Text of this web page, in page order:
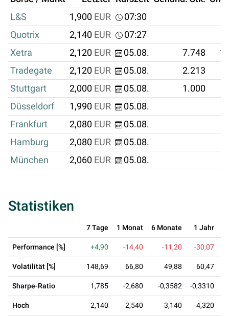
L&S
1,900 EUR
07:30
Quotrix
2,140 EUR
07:27
Xetra
2,120 EUR 05.08. 7.748
Tradegate
2,120 EUR 05.08. 2.213
Stuttgart
2,000 EUR 05.08. 1.000
Düsseldorf
1,990 EUR
05.08.
Frankfurt
2,080 EUR
05.08.
Hamburg
2,080 EUR
05.08.
München
2,060 EUR 05.08.
Statistiken
7 Tage 1 Monat 6 Monate 1 Jahr
Performance [%] +4,90 -14,40 -11,20 -30,07
Volatilität [%] 148,69 66,80 49,88 60,47
Sharpe-Ratio 1,785 -2,680 -0,3582 -0,3310
Hoch 2,140 2,540 3,140 4,320